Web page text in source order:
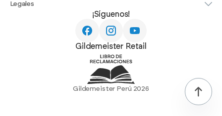
Legales
¡Síguenos!
Gildemeister Retail
Gildemeister Perú 2026